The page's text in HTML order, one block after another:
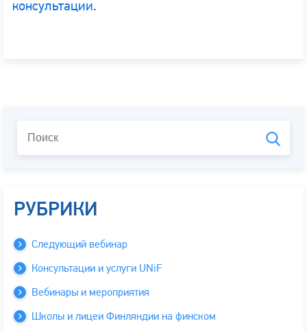
консультации.
РУБРИКИ
Следующий вебинар
Консультации и услуги UNiF
Вебинары и мероприятия
Школы и лицеи Финляндии на финском